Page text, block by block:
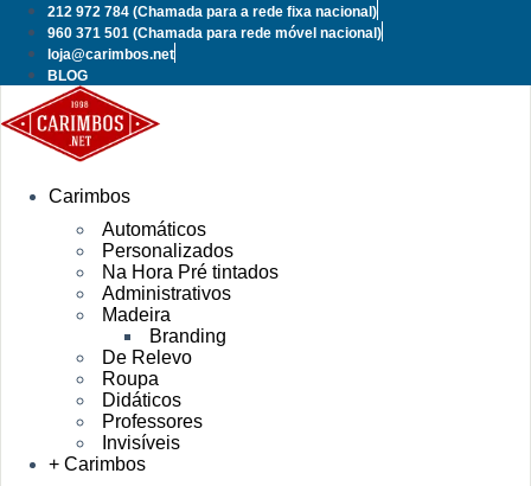
Pular
para
conteúdo
212 972 784 (Chamada para a rede fixa nacional)
960 371 501 (Chamada para rede móvel nacional)
loja@carimbos.net
BLOG
Carimbos
Automáticos
Personalizados
Na Hora Pré tintados
Administrativos
Madeira
Branding
De Relevo
Roupa
Didáticos
Professores
Invisíveis
+ Carimbos